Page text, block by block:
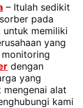
– Itulah sedikit
pada
untuk memiliki
yang
dengan
yang
alat
kami